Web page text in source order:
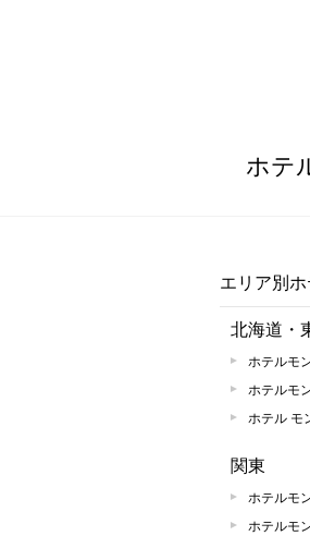
ホテ
エリア別
北海道・
ホテルモ
ホテルモ
ホテル モ
関東
ホテルモ
ホテルモ